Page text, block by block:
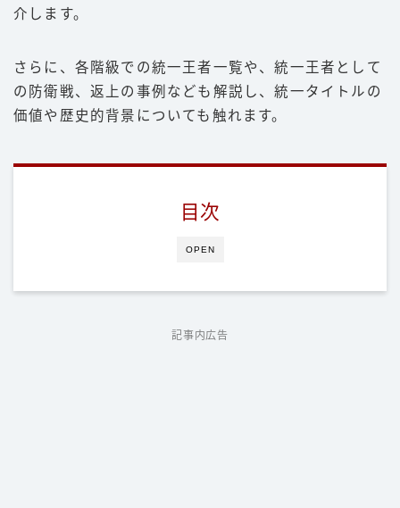
喧嘩
運営者情報
お問い合わせ
介します。
さらに、各階級での統一王者一覧や、統一王者として
の防衛戦、返上の事例なども解説し、統一タイトルの
価値や歴史的背景についても触れます。
OPEN
目次
記事内広告